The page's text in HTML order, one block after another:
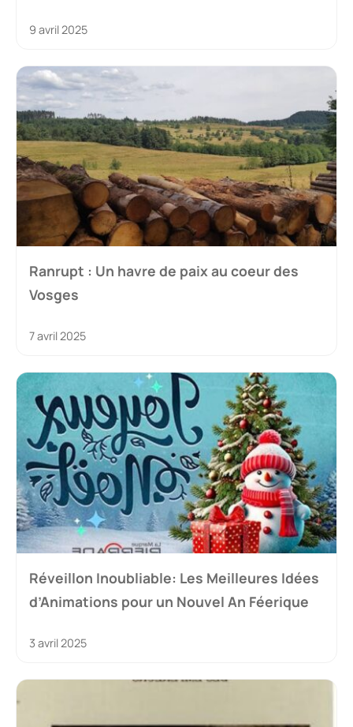
9 avril 2025
Ranrupt : Un havre de paix au coeur des
Vosges
7 avril 2025
Réveillon Inoubliable: Les Meilleures Idées
d’Animations pour un Nouvel An Féerique
3 avril 2025